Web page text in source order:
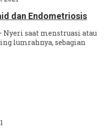
dan Endometriosis
saat menstruasi atau
lumrahnya, sebagian